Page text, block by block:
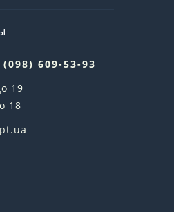
(098) 609-53-93
19
18